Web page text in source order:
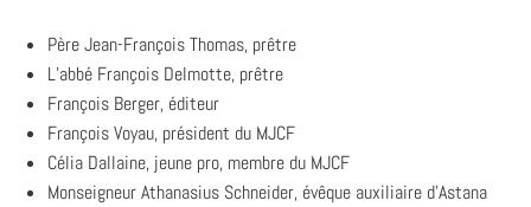
Père Jean-François Thomas, prêtre
L’abbé François Delmotte, prêtre
François Berger, éditeur
François Voyau, président du MJCF
Célia Dallaine, jeune pro, membre du MJCF
Monseigneur Athanasius Schneider, évêque auxiliaire d’Astana